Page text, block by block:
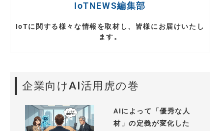
IoTNEWS編集部
IoTに関する様々な情報を取材し、皆様にお届けいたし
ます。
企業向けAI活用虎の巻
AIによって「優秀な人
材」の定義が変化した